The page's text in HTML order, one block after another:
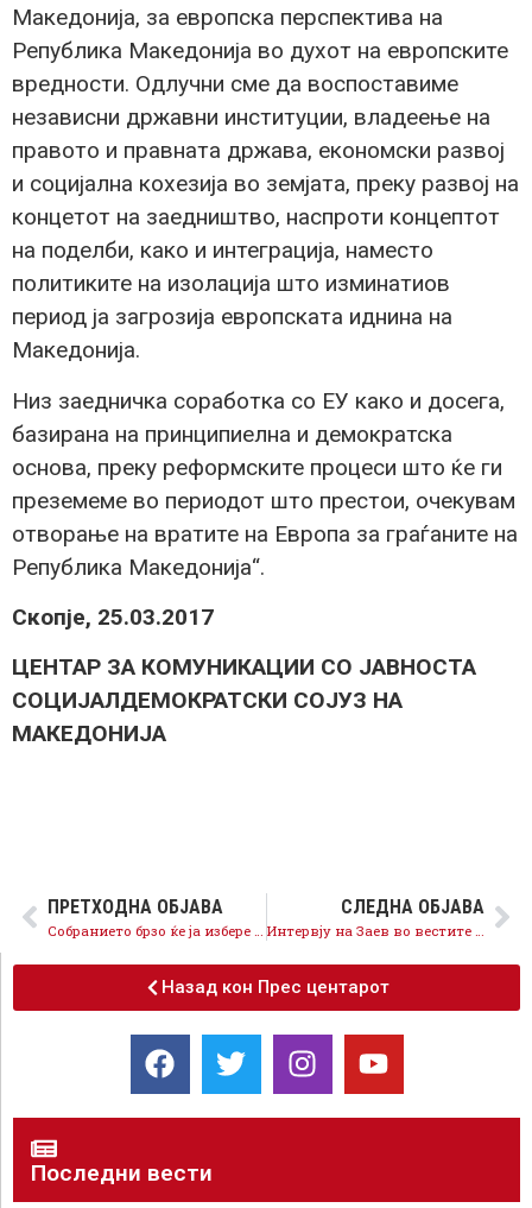
Македонија, за европска перспектива на
Република Македонија во духот на европските
вредности. Одлучни сме да воспоставиме
независни државни институции, владеење на
правото и правната држава, економски развој
и социјална кохезија во земјата, преку развој на
концетот на заедништво, наспроти концептот
на поделби, како и интеграција, наместо
политиките на изолација што изминатиов
период ја загрозија европската иднина на
Македонија.
Низ заедничка соработка со ЕУ како и досега,
базирана на принципиелна и демократска
основа, преку реформските процеси што ќе ги
преземеме во периодот што престои, очекувам
отворање на вратите на Европа за граѓаните на
Република Македонија“.
Скопје, 25.03.2017
ЦЕНТАР ЗА КОМУНИКАЦИИ СО ЈАВНОСТА
СОЦИЈАЛДЕМОКРАТСКИ СОЈУЗ НА
МАКЕДОНИЈА
ПРЕТХОДНА ОБЈАВА СЛЕДНА ОБЈАВА
Назад кон Прес центарот
Последни вести